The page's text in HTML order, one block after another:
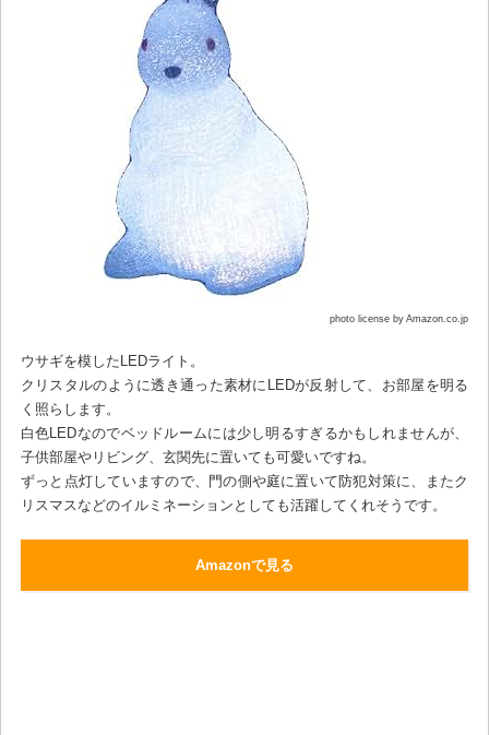
photo license by Amazon.co.jp
ウサギを模したLEDライト。
クリスタルのように透き通った素材にLEDが反射して、お部屋を明る
く照らします。
白色LEDなのでベッドルームには少し明るすぎるかもしれませんが、
子供部屋やリビング、玄関先に置いても可愛いですね。
ずっと点灯していますので、門の側や庭に置いて防犯対策に、またク
リスマスなどのイルミネーションとしても活躍してくれそうです。
Amazonで見る